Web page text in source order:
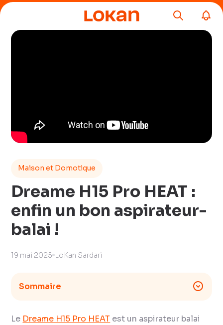
Maison et Domotique
Dreame H15 Pro HEAT :
enfin un bon aspirateur-
balai !
19 mai 2025 LoKan Sardari
Sommaire
Le Dreame H15 Pro HEAT est un aspirateur balai